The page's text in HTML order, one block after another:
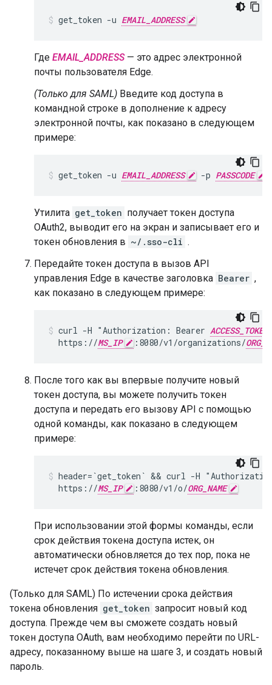
get_token -u EMAIL_ADDRESS
Где EMAIL_ADDRESS— это адрес электронной
почты пользователя Edge.
(Только для SAML) Введите код доступа в
командной строке в дополнение к адресу
электронной почты, как показано в следующем
примере:
get_token -u EMAIL_ADDRESS -p PASSCODE
Утилита get_token получает токен доступа
OAuth2, выводит его на экран и записывает его и
токен обновления в ~/.sso-cli .
Передайте токен доступа в вызов API
управления Edge в качестве заголовка Bearer ,
как показано в следующем примере:
curl -H "Authorization: Bearer ACCESS_TOKEN
  https://
MS_IP :8080/v1/organizations/
После того как вы впервые получите новый
токен доступа, вы можете получить токен
доступа и передать его вызову API с помощью
одной команды, как показано в следующем
примере:
header=`get_token` && curl -H
  https://
MS_IP :8080/v1/o/ORG_NAME
При использовании этой формы команды, если
срок действия токена доступа истек, он
автоматически обновляется до тех пор, пока не
истечет срок действия токена обновления.
(Только для SAML) По истечении срока действия
токена обновления get_token запросит новый код
доступа. Прежде чем вы сможете создать новый
токен доступа OAuth, вам необходимо перейти по URL-
адресу, показанному выше на шаге 3, и создать новый
пароль.